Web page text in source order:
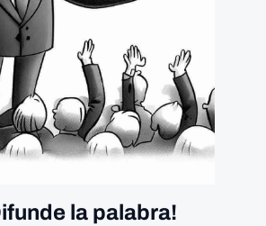
la palabra!